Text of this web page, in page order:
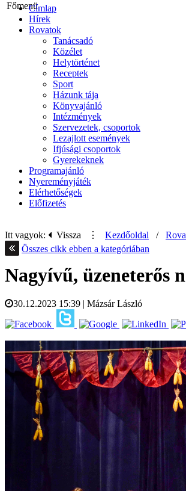
FőmenüCímlap
Hírek
Rovatok
Tanácsadó
Közélet
Helytörténet
Receptek
Sport
Házunk tája
Könyvajánló
Intézmények
Szervezetek, csoportok
Lezajlott események
Ifjúsági csoportok
Gyerekeknek
Programajánló
Nyereményjáték
Elérhetőségek
Előfizetés
Itt vagyok: Vissza ⋮ Kezdőoldal /
Összes cikk ebben a kategóriában
Nagyívű, üzeneterős
30.12.2023 15:39 | Mázsár László